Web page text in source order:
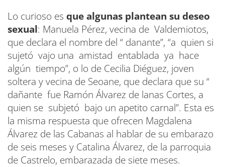
Lo curioso es que algunas plantean su deseo
sexual: Manuela Pérez, vecina de Valdemiotos,
que declara el nombre del “ danante”, “a quien si
sujetó vajo una amistad entablada ya hace
algún tiempo”, o lo de Cecilia Diéguez, joven
soltera y vecina de Seoane, que declara que su “
dañante fue Ramón Álvarez de lanas Cortes, a
quien se subjetó bajo un apetito carnal”. Esta es
la misma respuesta que ofrecen Magdalena
Álvarez de las Cabanas al hablar de su embarazo
de seis meses y Catalina Álvarez, de la parroquia
de Castrelo, embarazada de siete meses.